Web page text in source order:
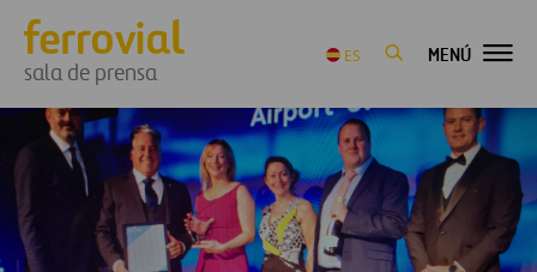
sala de prensa
ES MENÚ